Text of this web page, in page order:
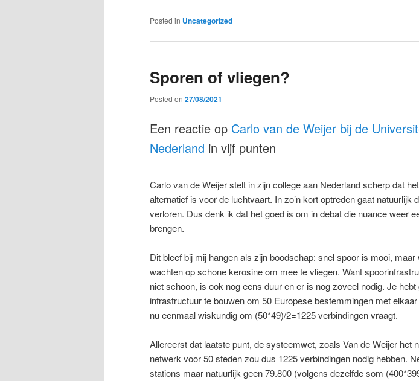
Posted in Uncategorized
Sporen of vliegen?
Posted on 27/08/2021
Een reactie op Carlo van de Weijer bij de
Nederland in vijf punten
Carlo van de Weijer stelt in zijn college aan Nederland scherp dat
alternatief is voor de luchtvaart. In zo’n kort optreden gaat natuurlijk
verloren. Dus denk ik dat het goed is om in debat die nuance weer
brengen.
Dit bleef bij mij hangen als zijn boodschap: snel spoor is mooi, maar
wachten op schone kerosine om mee te vliegen. Want
niet schoon, is ook nog eens duur en er is nog zoveel nodig. Je
infrastructuur te bouwen om 50 Europese bestemmingen met
nu eenmaal wiskundig om (50*49)/2=1225 verbindingen vraagt.
Allereerst dat laatste punt, de systeemwet, zoals Van de Weijer het
netwerk voor 50 steden zou dus 1225 verbindingen nodig hebben.
stations maar natuurlijk geen 79.800 (volgens dezelfde som